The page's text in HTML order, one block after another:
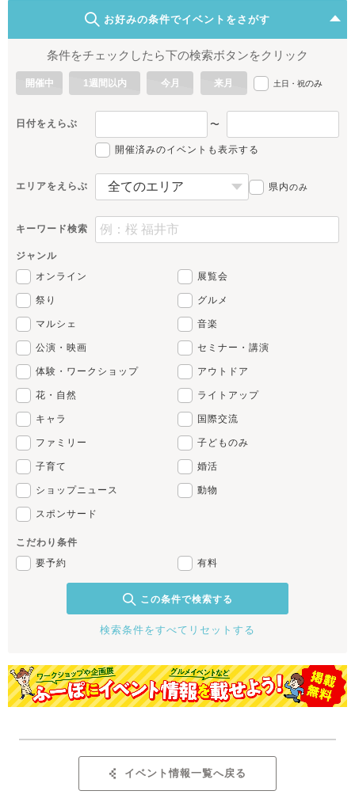
お好みの条件でイベントをさがす
条件をチェックしたら下の検索ボタンをクリック
開催中 1週間以内 今月 来月 土日・祝のみ
日付をえらぶ 〜
開催済みのイベントも表示する
エリアをえらぶ 県内のみ
キーワード検索
ジャンル
オンライン
展覧会
祭り グルメ
マルシェ 音楽
公演・映画 セミナー・講演
体験・ワークショップ アウトドア
花・自然 ライトアップ
キャラ 国際交流
ファミリー 子どものみ
子育て 婚活
ショップニュース 動物
スポンサード
こだわり条件
要予約
有料
この条件で検索する
検索条件をすべてリセットする
イベント情報一覧へ戻る